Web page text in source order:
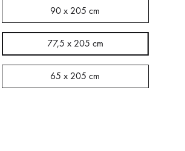
90 x 205 cm
77,5 x 205 cm
65 x 205 cm